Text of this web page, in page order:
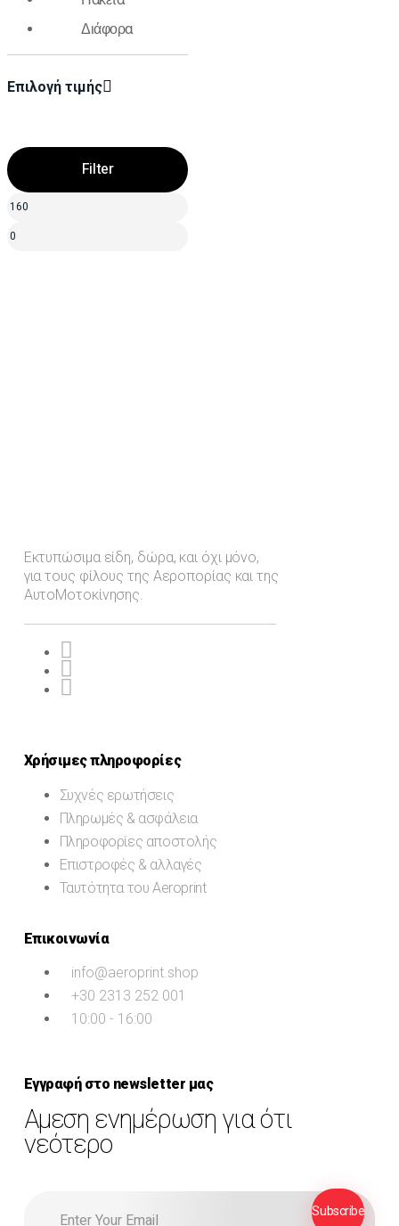
Διάφορα
Επιλογή τιμής
Filter
Εκτυπώσιμα είδη, δώρα, και όχι μόνο,
για τους φίλους της Αεροπορίας και της
ΑυτοΜοτοκίνησης.
Χρήσιμες πληροφορίες
Συχνές ερωτήσεις
Πληρωμές & ασφάλεια
Πληροφορίες αποστολής
Επιστροφές & αλλαγές
Ταυτότητα του Aeroprint
Επικοινωνία
info@aeroprint.shop
+30 2313 252 001
10:00 - 16:00
Εγγραφή στο newsletter μας
Αμεση ενημέρωση για ότι
νεότερο